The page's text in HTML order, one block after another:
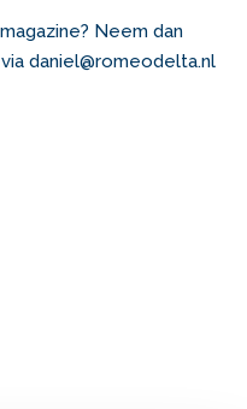
Neem dan
daniel@romeodelta.nl